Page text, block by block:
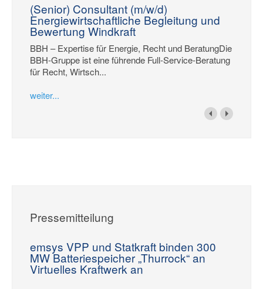
(Senior) Consultant (m/w/d)
Energiewirtschaftliche Begleitung und
Bewertung Windkraft
BBH – Expertise für Energie, Recht und BeratungDie
BBH-Gruppe ist eine führende Full-Service-Beratung
für Recht, Wirtsch...
weiter...
Pressemitteilung
emsys VPP und Statkraft binden 300
MW Batteriespeicher „Thurrock“ an
Virtuelles Kraftwerk an